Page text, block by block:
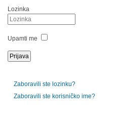
Lozinka
Upamti me
Zaboravili ste lozinku?
Zaboravili ste korisničko ime?